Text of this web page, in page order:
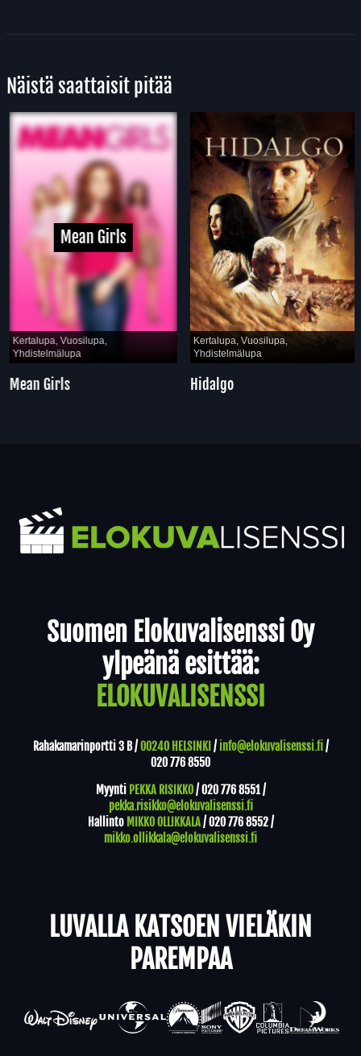
Näistä saattaisit pitää
Mean Girls
Kertalupa, Vuosilupa,
Yhdistelmälupa
Mean Girls
Kertalupa, Vuosilupa,
Yhdistelmälupa
Hidalgo
Suomen Elokuvalisenssi Oy
ylpeänä esittää:
ELOKUVALISENSSI
Rahakamarinportti 3 B /00240 HELSINKI / info@elokuvalisenssi.fi/
020 776 8550
Myynti PEKKA RISIKKO/020 776 8551/
pekka.risikko@elokuvalisenssi.fi
Hallinto MIKKO OLLIKKALA/020 776 8552/
mikko.ollikkala@elokuvalisenssi.fi
LUVALLA KATSOEN VIELÄKIN
PAREMPAA